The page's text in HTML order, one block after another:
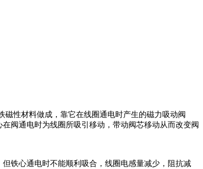
性材料做成，靠它在线圈通电时产生的磁力吸动阀
阀通电时为线圈所吸引移动，带动阀芯移动从而改变阀
铁心通电时不能顺利吸合，线圈电感量减少，阻抗减